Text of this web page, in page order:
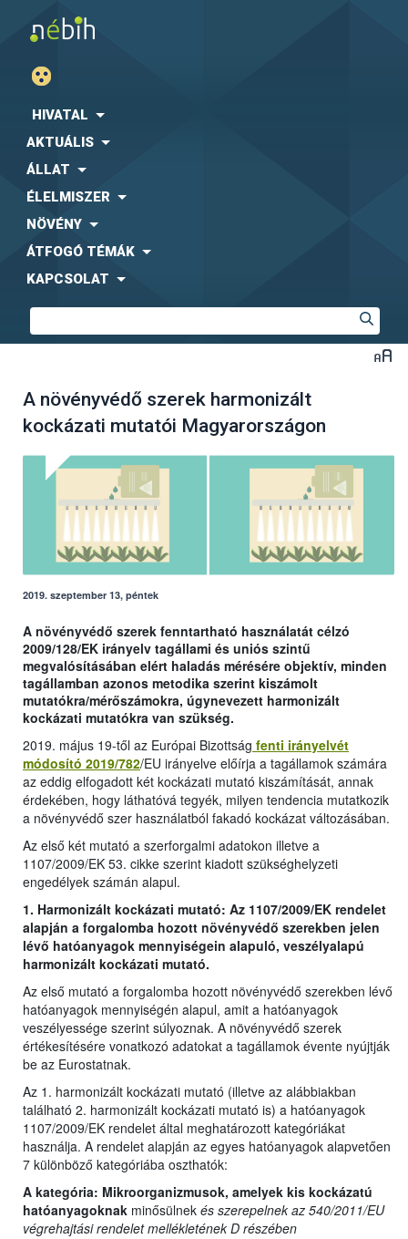
HIVATAL
AKTUÁLIS
ÁLLAT
ÉLELMISZER
NÖVÉNY
ÁTFOGÓ TÉMÁK
KAPCSOLAT
A növényvédő szerek harmonizált
kockázati mutatói Magyarországon
2019. szeptember 13, péntek
A növényvédő szerek fenntartható használatát célzó
2009/128/EK irányelv tagállami és uniós szintű
megvalósításában elért haladás mérésére objektív, minden
tagállamban azonos metodika szerint kiszámolt
mutatókra/mérőszámokra, úgynevezett harmonizált
kockázati mutatókra van szükség.
2019. május 19-től az Európai Bizottság fenti irányelvét
módosító 2019/782/EU irányelve előírja a tagállamok számára
az eddig elfogadott két kockázati mutató kiszámítását, annak
érdekében, hogy láthatóvá tegyék, milyen tendencia mutatkozik
a növényvédő szer használatból fakadó kockázat változásában.
Az első két mutató a szerforgalmi adatokon illetve a
1107/2009/EK 53. cikke szerint kiadott szükséghelyzeti
engedélyek számán alapul.
1. Harmonizált kockázati mutató: Az 1107/2009/EK rendelet
alapján a forgalomba hozott növényvédő szerekben jelen
lévő hatóanyagok mennyiségein alapuló, veszélyalapú
harmonizált kockázati mutató.
Az első mutató a forgalomba hozott növényvédő szerekben lévő
hatóanyagok mennyiségén alapul, amit a hatóanyagok
veszélyessége szerint súlyoznak. A növényvédő szerek
értékesítésére vonatkozó adatokat a tagállamok évente nyújtják
be az Eurostatnak.
Az 1. harmonizált kockázati mutató (illetve az alábbiakban
található 2. harmonizált kockázati mutató is) a hatóanyagok
1107/2009/EK rendelet által meghatározott kategóriákat
használja. A rendelet alapján az egyes hatóanyagok alapvetően
7 különböző kategóriába oszthatók:
A kategória: Mikroorganizmusok, amelyek kis kockázatú
hatóanyagoknak minősülnek és szerepelnek az 540/2011/EU
végrehajtási rendelet mellékletének D részében